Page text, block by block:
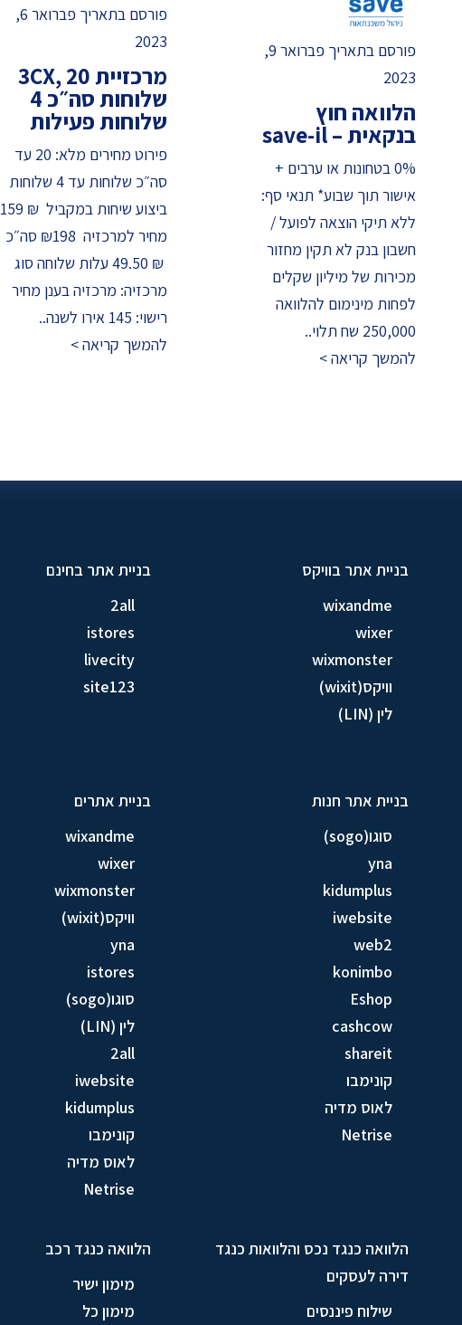
פורסם בתאריך פברואר 9,
2023
הלוואה חוץ
בנקאית – save-il
0% בטחונות או ערבים +
אישור תוך שבוע* תנאי סף:
ללא תיקי הוצאה לפועל /
חשבון בנק לא תקין מחזור
מכירות של מיליון שקלים
לפחות מינימום להלוואה
250,000 שח תלוי..
להמשך קריאה >
פורסם בתאריך פברואר 6,
2023
מרכזיית 3CX, 20
שלוחות סה״כ 4
שלוחות פעילות
פירוט מחירים מלא: 20 עד
סה״כ שלוחות עד 4 שלוחות
ביצוע שיחות במקביל ₪ 159
מחיר למרכזיה ₪198 סה״כ
₪ 49.50 עלות שלוחה סוג
מרכזיה: מרכזיה בענן מחיר
רישוי: 145 אירו לשנה..
להמשך קריאה >
בניית אתר בוויקס
wixandme
wixer
wixmonster
וויקס(wixit)
לין (LIN)
בניית אתר בחינם
2all
istores
livecity
site123
בניית אתר חנות
סוגו(sogo)
yna
kidumplus
iwebsite
web2
konimbo
Eshop
cashcow
shareit
קונימבו
לאוס מדיה
Netrise
בניית אתרים
wixandme
wixer
wixmonster
וויקס(wixit)
yna
istores
סוגו(sogo)
לין (LIN)
2all
iwebsite
kidumplus
קונימבו
לאוס מדיה
Netrise
הלוואה כנגד נכס והלוואות כנגד
דירה לעסקים
שילוח פיננסים
הלוואה כנגד רכב
מימון ישיר
מימון כל